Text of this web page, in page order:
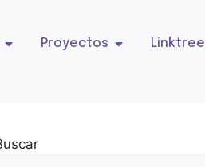
Proyectos Linktree